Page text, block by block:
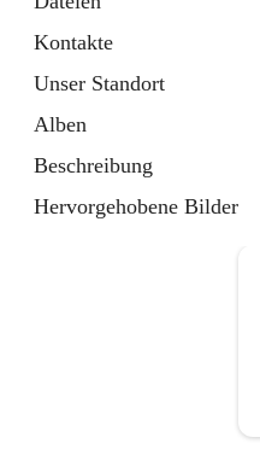
Kontakte
Unser Standort
Alben
Beschreibung
Hervorgehobene Bilder